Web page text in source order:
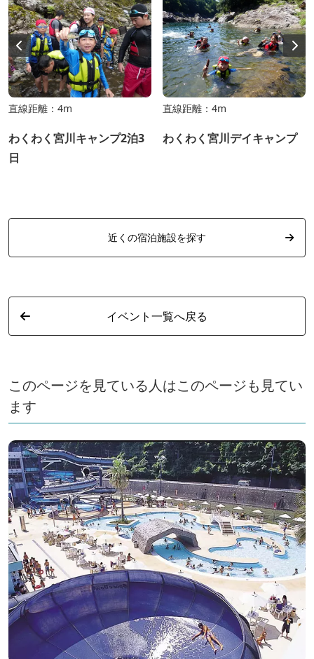
直線距離：4m
わくわく宮川キャンプ2泊3
日
直線距離：4m
わくわく宮川デイキャンプ
近くの宿泊施設を探す
イベント一覧へ戻る
このページを見ている人はこのページも見てい
ます